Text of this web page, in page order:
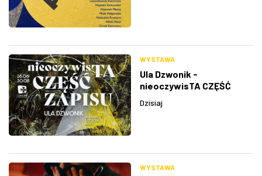
WYSTAWA
Ula Dzwonik -
nieoczywisTA CZĘŚĆ
Dzisiaj
WYSTAWA